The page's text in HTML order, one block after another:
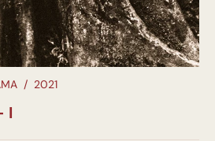
/ 2021
I